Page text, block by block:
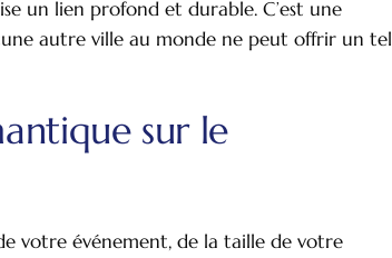
un lien profond et durable. C’est une
autre ville au monde ne peut offrir un tel
sur le
votre événement, de la taille de votre